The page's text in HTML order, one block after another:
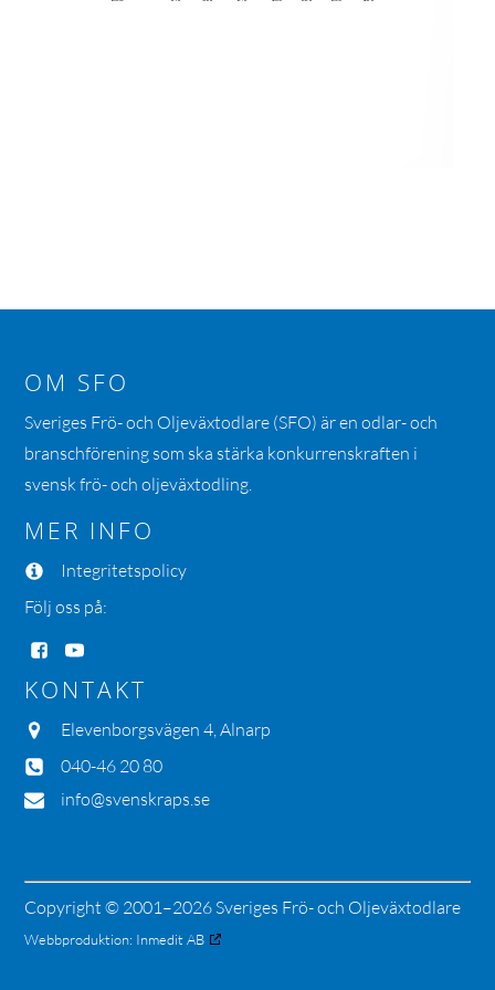
OM SFO
Sveriges Frö- och Oljeväxtodlare (SFO) är en odlar- och
branschförening som ska stärka konkurrenskraften i
svensk frö- och oljeväxtodling.
MER INFO
Integritetspolicy
Följ oss på:
KONTAKT
Elevenborgsvägen 4, Alnarp
040-46 20 80
info@svenskraps.se
Copyright © 2001–2026 Sveriges Frö- och Oljeväxtodlare
Webbproduktion: Inmedit AB